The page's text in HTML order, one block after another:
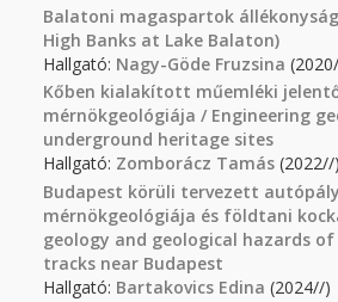
Balatoni magaspartok
High Banks at Lake Balaton)
Hallgató: Nagy-Göde Fruzsina
Kőben kialakított műemléki
mérnökgeológiája / Engineering
underground heritage sites
Hallgató: Zomborácz Tamás (2022//)
Budapest körüli tervezett
mérnökgeológiája és földtani
geology and geological hazards
tracks near Budapest
Hallgató: Bartakovics Edina (2024//)